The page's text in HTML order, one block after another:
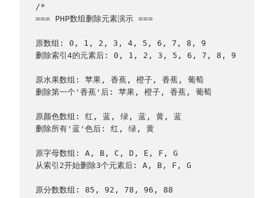
/*
=== PHP数组删除元素演示 ===
原数组: 0, 1, 2, 3, 4, 5, 6, 7, 8, 9
删除索引4的元素后: 0, 1, 2, 3, 5, 6, 7, 8, 9
原水果数组: 苹果, 香蕉, 橙子, 香蕉, 葡萄
删除第一个'香蕉'后: 苹果, 橙子, 香蕉, 葡萄
原颜色数组: 红, 蓝, 绿, 蓝, 黄, 蓝
删除所有'蓝'色后: 红, 绿, 黄
原字母数组: A, B, C, D, E, F, G
从索引2开始删除3个元素后: A, B, F, G
原分数数组: 85, 92, 78, 96, 88